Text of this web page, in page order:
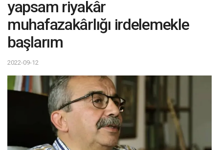
yapsam riyakâr
muhafazakârlığı irdelemekle
başlarım
2022-09-12